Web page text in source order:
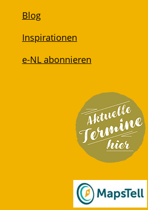
Blog
Inspirationen
e-NL abonnieren